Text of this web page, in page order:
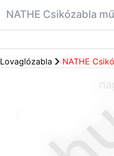
NATHE Csikózabla
Lovaglózabla NATHE